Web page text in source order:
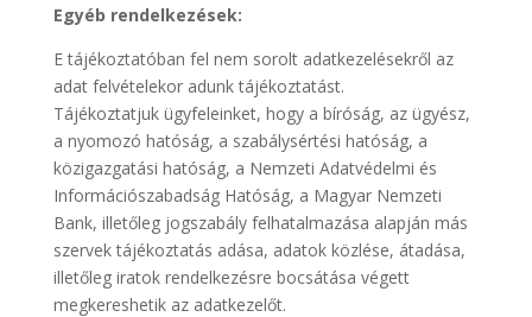
Egyéb rendelkezések:
E tájékoztatóban fel nem sorolt adatkezelésekről az
adat felvételekor adunk tájékoztatást.
Tájékoztatjuk ügyfeleinket, hogy a bíróság, az ügyész,
a nyomozó hatóság, a szabálysértési hatóság, a
közigazgatási hatóság, a Nemzeti Adatvédelmi és
Információszabadság Hatóság, a Magyar Nemzeti
Bank, illetőleg jogszabály felhatalmazása alapján más
szervek tájékoztatás adása, adatok közlése, átadása,
illetőleg iratok rendelkezésre bocsátása végett
megkereshetik az adatkezelőt.